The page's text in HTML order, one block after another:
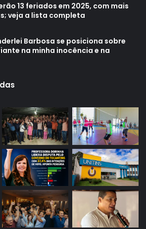
13 feriados em 2025, com mais
veja a lista completa
Barbosa se posiciona sobre
na minha inocência e na